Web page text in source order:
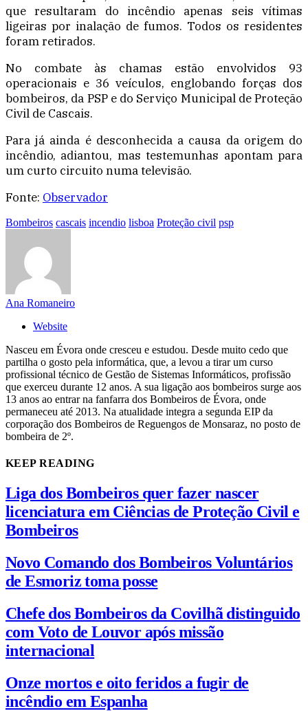
que resultaram do incêndio apenas seis vítimas
ligeiras por inalação de fumos. Todos os residentes
foram retirados.
No combate às chamas estão envolvidos 93
operacionais e 36 veículos, englobando forças dos
bombeiros, da PSP e do Serviço Municipal de Proteção
Civil de Cascais.
Para já ainda é desconhecida a causa da origem do
incêndio, adiantou, mas testemunhas apontam para
um curto circuito numa televisão.
Fonte: Observador
Bombeiros cascais incendio lisboa Proteção civil psp
Ana Romaneiro
Website
Nasceu em Évora onde cresceu e estudou. Desde muito cedo que
partilha o gosto pela informática, que, a levou a tirar um curso
profissional técnico de Gestão de Sistemas Informáticos, profissão
que exerceu durante 12 anos. A sua ligação aos bombeiros surge aos
13 anos ao entrar na fanfarra dos Bombeiros de Évora, onde
permaneceu até 2013. Na atualidade integra a segunda EIP da
corporação dos Bombeiros de Reguengos de Monsaraz, no posto de
bombeira de 2º.
KEEP READING
Liga dos Bombeiros quer fazer nascer
licenciatura em Ciências de Proteção Civil e
Bombeiros
Novo Comando dos Bombeiros Voluntários
de Esmoriz toma posse
Chefe dos Bombeiros da Covilhã distinguido
com Voto de Louvor após missão
internacional
Onze mortos e oito feridos a fugir de
incêndio em Espanha